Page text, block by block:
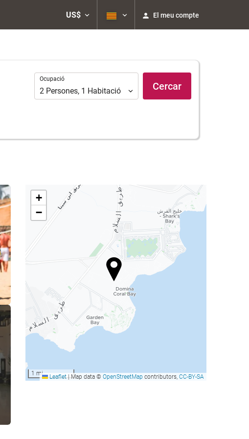
US$ El meu compte
Ocupació
Ocupació
2 Persones, 1 Habitació Cercar
+
−
1 mi Leaflet |Map data © OpenStreetMap contributors, CC-BY-SA